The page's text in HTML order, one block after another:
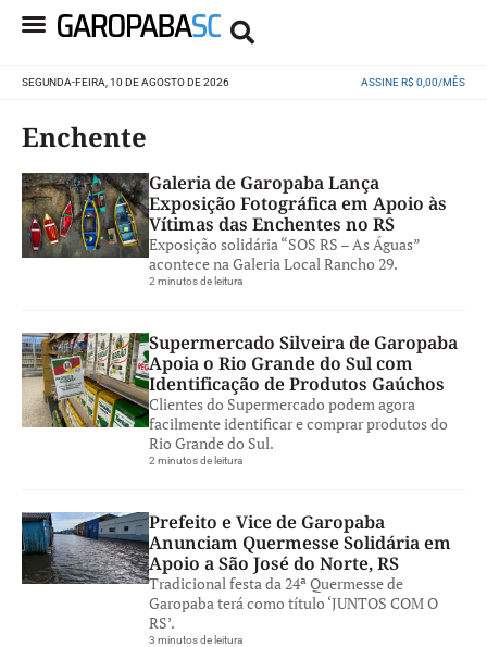
SEGUNDA-FEIRA, 10 DE AGOSTO DE 2026 ASSINE R$ 0,00/MÊS
Enchente
Galeria de Garopaba Lança
Exposição Fotográfica em Apoio às
Vítimas das Enchentes no RS
Exposição solidária “SOS RS – As Águas”
acontece na Galeria Local Rancho 29.
2 minutos de leitura
Supermercado Silveira de Garopaba
Apoia o Rio Grande do Sul com
Identificação de Produtos Gaúchos
Clientes do Supermercado podem agora
facilmente identificar e comprar produtos do
Rio Grande do Sul.
2 minutos de leitura
Prefeito e Vice de Garopaba
Anunciam Quermesse Solidária em
Apoio a São José do Norte, RS
Tradicional festa da 24ª Quermesse de
Garopaba terá como título ‘JUNTOS COM O
RS’.
3 minutos de leitura